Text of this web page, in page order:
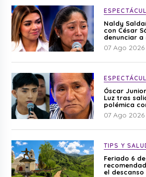
Naldy
con César
denunciar a
difamación”
07 Ago 2026
Óscar
Luz tras
polémica
07 Ago 2026
TIPS Y
Feriado 6
el descanso